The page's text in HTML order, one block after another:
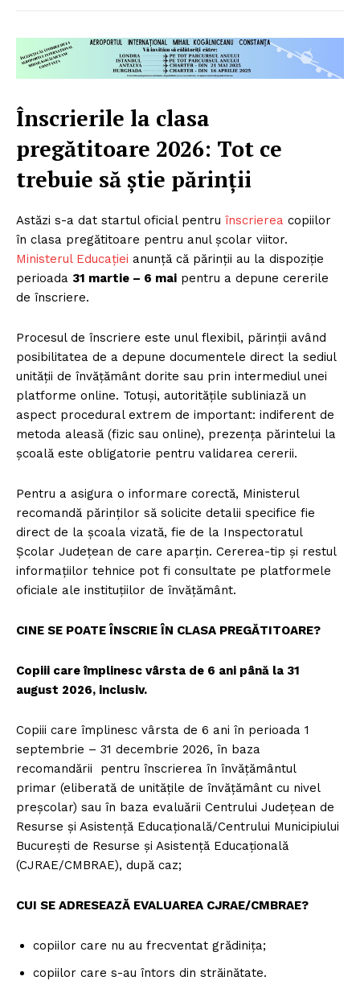
Înscrierile la clasa
pregătitoare 2026: Tot ce
trebuie să știe părinții
Astăzi s-a dat startul oficial pentru înscrierea copiilor
în clasa pregătitoare pentru anul școlar viitor.
Ministerul Educației anunță că părinții au la dispoziție
perioada 31 martie – 6 mai pentru a depune cererile
de înscriere.
Procesul de înscriere este unul flexibil, părinții având
posibilitatea de a depune documentele direct la sediul
unității de învățământ dorite sau prin intermediul unei
platforme online. Totuși, autoritățile subliniază un
aspect procedural extrem de important: indiferent de
metoda aleasă (fizic sau online), prezența părintelui la
școală este obligatorie pentru validarea cererii.
Pentru a asigura o informare corectă, Ministerul
recomandă părinților să solicite detalii specifice fie
direct de la școala vizată, fie de la Inspectoratul
Școlar Județean de care aparțin. Cererea-tip și restul
informațiilor tehnice pot fi consultate pe platformele
oficiale ale instituțiilor de învățământ.
CINE SE POATE ÎNSCRIE ÎN CLASA PREGĂTITOARE?
Copiii care împlinesc vârsta de 6 ani până la 31
august 2026, inclusiv.
Copiii care împlinesc vârsta de 6 ani în perioada 1
septembrie – 31 decembrie 2026, în baza
recomandării pentru înscrierea în învățământul
primar (eliberată de unitățile de învățământ cu nivel
preșcolar) sau în baza evaluării Centrului Judeţean de
Resurse şi Asistenţă Educaţională/Centrului Municipiului
București de Resurse și Asistență Educațională
(CJRAE/CMBRAE), după caz;
CUI SE ADRESEAZĂ EVALUAREA CJRAE/CMBRAE?
copiilor care nu au frecventat grădinița;
copiilor care s-au întors din străinătate.